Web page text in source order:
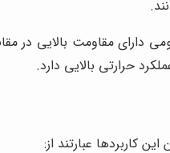
مقاومت بالایی در
حرارتی بالایی دارد.
کاربردها عبارتند از: